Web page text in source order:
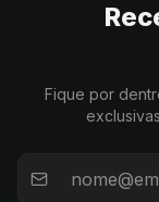
Fique por